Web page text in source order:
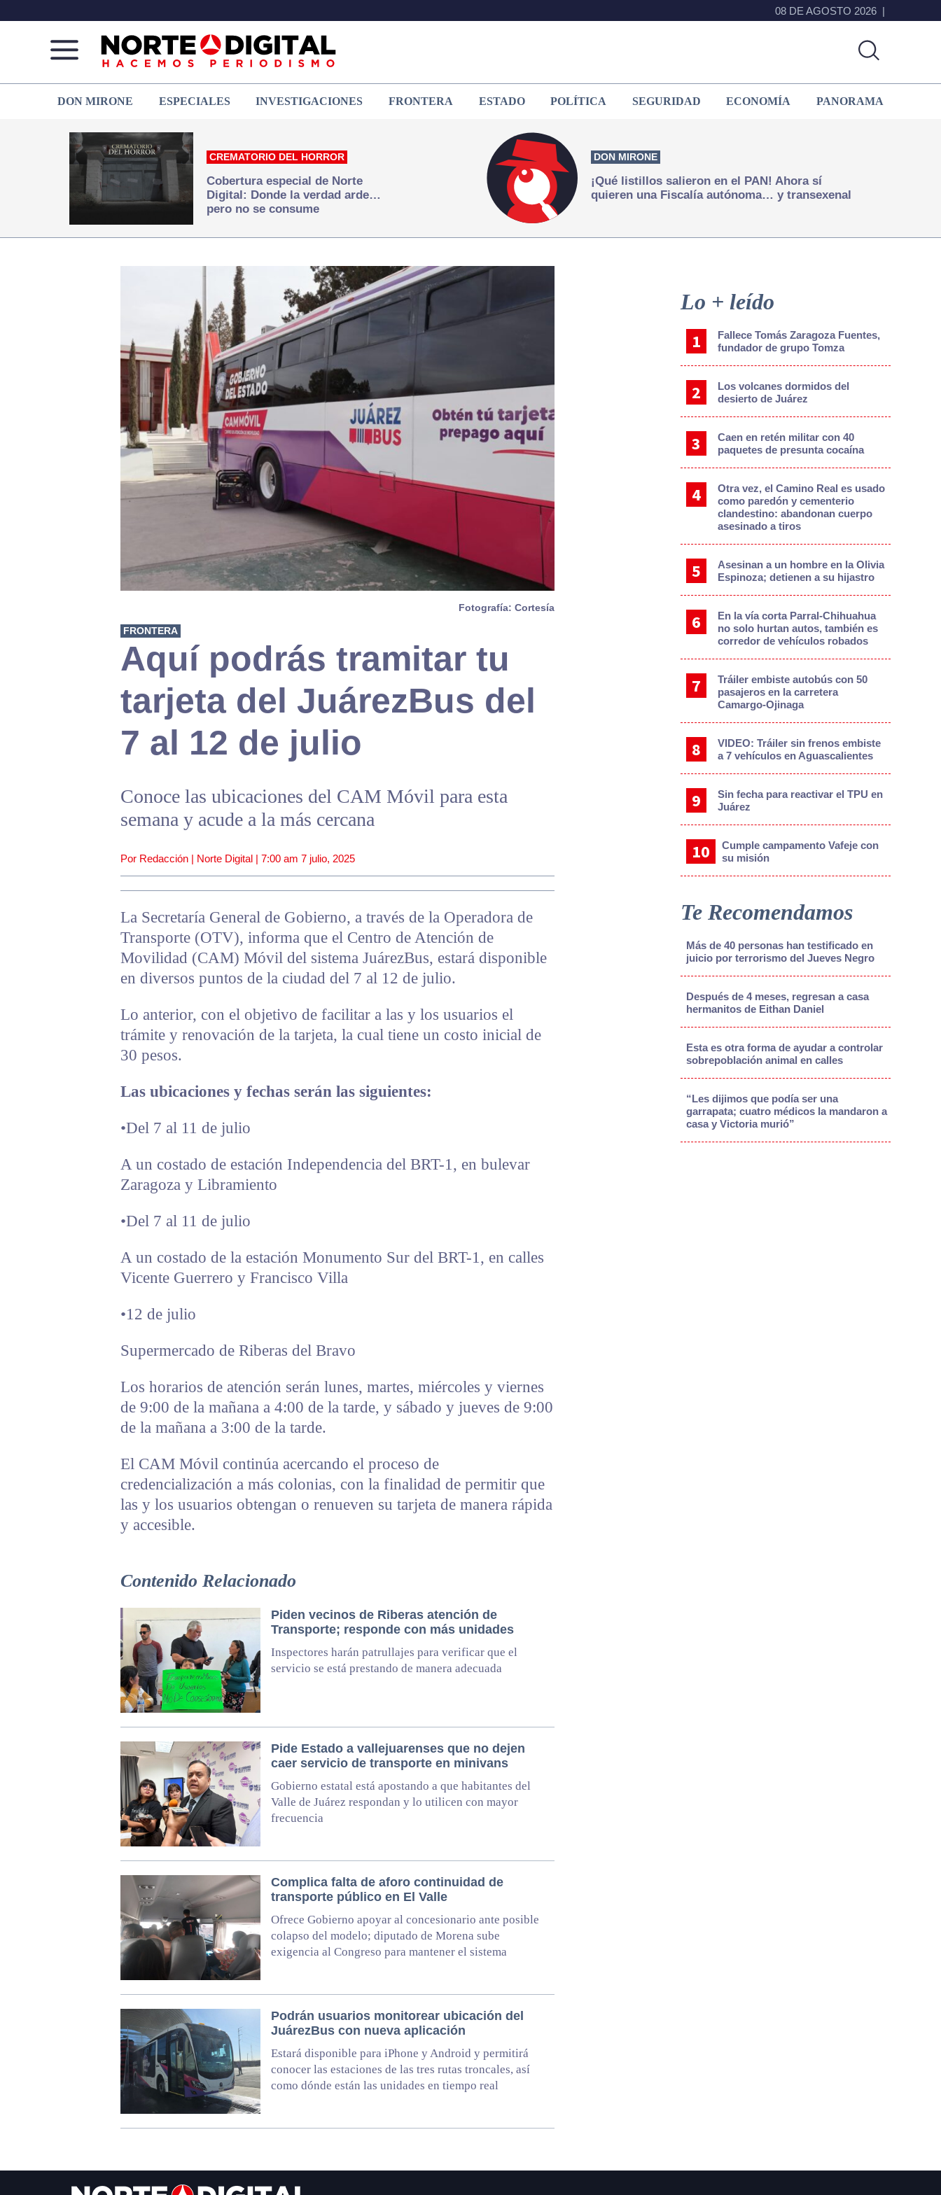
08 DE AGOSTO 2026
de
Juárez
que
hacemos periodismo
DON MIRONE ESPECIALES INVESTIGACIONES FRONTERA ESTADO POLÍTICA SEGURIDAD ECONOMÍA PANORAMA
CREMATORIO DEL HORROR
Cobertura especial de Norte
Digital: Donde la verdad arde…
pero no se consume
DON MIRONE
¡Qué listillos salieron en el PAN! Ahora sí
quieren una Fiscalía autónoma… y transexenal
Fotografía: Cortesía
FRONTERA
Aquí podrás tramitar tu
tarjeta del JuárezBus del
7 al 12 de julio
Conoce las ubicaciones del CAM Móvil para esta
semana y acude a la más cercana
Por Redacción | Norte Digital | 7:00 am 7 julio, 2025
La Secretaría General de Gobierno, a través de la Operadora de
Transporte (OTV), informa que el Centro de Atención de
Movilidad (CAM) Móvil del sistema JuárezBus, estará disponible
en diversos puntos de la ciudad del 7 al 12 de julio.
Lo anterior, con el objetivo de facilitar a las y los usuarios el
trámite y renovación de la tarjeta, la cual tiene un costo inicial de
30 pesos.
Las ubicaciones y fechas serán las siguientes:
•Del 7 al 11 de julio
A un costado de estación Independencia del BRT-1, en bulevar
Zaragoza y Libramiento
•Del 7 al 11 de julio
A un costado de la estación Monumento Sur del BRT-1, en calles
Vicente Guerrero y Francisco Villa
•12 de julio
Supermercado de Riberas del Bravo
Los horarios de atención serán lunes, martes, miércoles y viernes
de 9:00 de la mañana a 4:00 de la tarde, y sábado y jueves de 9:00
de la mañana a 3:00 de la tarde.
El CAM Móvil continúa acercando el proceso de
credencialización a más colonias, con la finalidad de permitir que
las y los usuarios obtengan o renueven su tarjeta de manera rápida
y accesible.
Contenido Relacionado
Piden vecinos de Riberas atención de
Transporte; responde con más unidades
Inspectores harán patrullajes para verificar que el
servicio se está prestando de manera adecuada
Pide Estado a vallejuarenses que no dejen
caer servicio de transporte en minivans
Gobierno estatal está apostando a que habitantes del
Valle de Juárez respondan y lo utilicen con mayor
frecuencia
Complica falta de aforo continuidad de
transporte público en El Valle
Ofrece Gobierno apoyar al concesionario ante posible
colapso del modelo; diputado de Morena sube
exigencia al Congreso para mantener el sistema
Podrán usuarios monitorear ubicación del
JuárezBus con nueva aplicación
Estará disponible para iPhone y Android y permitirá
conocer las estaciones de las tres rutas troncales, así
como dónde están las unidades en tiempo real
Sidebar
Lo + leído
Fallece Tomás Zaragoza Fuentes,
fundador de grupo Tomza
Los volcanes dormidos del
desierto de Juárez
Caen en retén militar con 40
paquetes de presunta cocaína
Otra vez, el Camino Real es usado
como paredón y cementerio
clandestino: abandonan cuerpo
asesinado a tiros
Asesinan a un hombre en la Olivia
Espinoza; detienen a su hijastro
En la vía corta Parral-Chihuahua
no solo hurtan autos, también es
corredor de vehículos robados
Tráiler embiste autobús con 50
pasajeros en la carretera
Camargo-Ojinaga
VIDEO: Tráiler sin frenos embiste
a 7 vehículos en Aguascalientes
Sin fecha para reactivar el TPU en
Juárez
Cumple campamento Vafeje con
su misión
Te Recomendamos
Más de 40 personas han testificado en
juicio por terrorismo del Jueves Negro
Después de 4 meses, regresan a casa
hermanitos de Eithan Daniel
Esta es otra forma de ayudar a controlar
sobrepoblación animal en calles
“Les dijimos que podía ser una
garrapata; cuatro médicos la mandaron a
casa y Victoria murió”